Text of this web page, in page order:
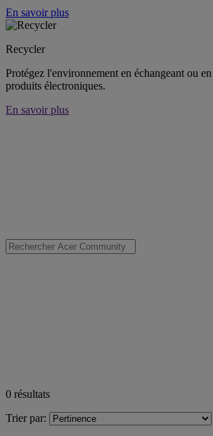
En savoir plus
Recycler
Protégez l'environnement en échangeant ou
produits électroniques.
En savoir plus
0 résultats
Trier par: